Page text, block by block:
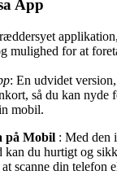
App
mulighed for at
: En udvidet
så du kan nyde
mobil.
på Mobil : Med den
kan du hurtigt og
scanne din telefon